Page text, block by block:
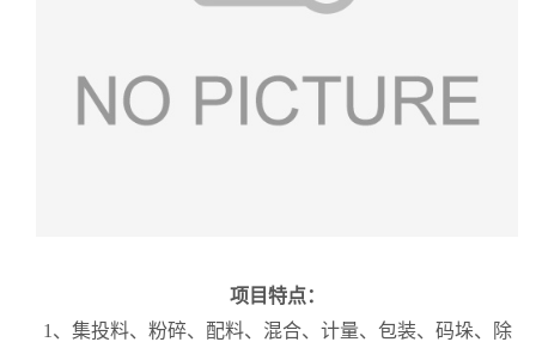
项目特点：
1、集投料、粉碎、配料、混合、计量、包装、码垛、除